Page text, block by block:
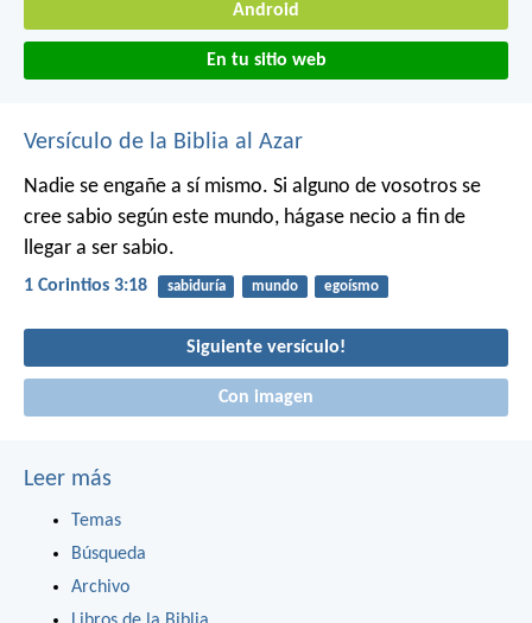
Android
En tu sitio web
Versículo de la Biblia al Azar
Nadie se engañe a sí mismo. Si alguno de vosotros se
cree sabio según este mundo, hágase necio a fin de
llegar a ser sabio.
1 Corintios 3:18 sabiduría mundo egoísmo
Siguiente versículo!
Con imagen
Leer más
Temas
Búsqueda
Archivo